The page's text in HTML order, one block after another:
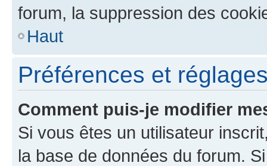
forum, la suppression des
Haut
Préférences et
Comment puis-je modifier
Si vous êtes un utilisateur
la base de données du forum.